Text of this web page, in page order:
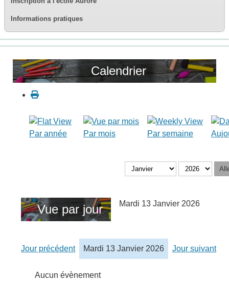
Informations pratiques
Calendrier
Par année Par mois Par semaine
Vue par jour Mardi 13 Janvier 2026
Jour précédent Mardi 13 Janvier 2026 Jour suivant
Aucun évènement